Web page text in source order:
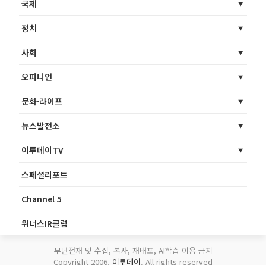
국제
정치
사회
오피니언
문화·라이프
뉴스발전소
이투데이TV
스페셜리포트
Channel 5
위너스IR클럽
무단전재 및 수집, 복사, 재배포, AI학습 이용 금지
Copyright 2006. 이투데이. All rights reserved